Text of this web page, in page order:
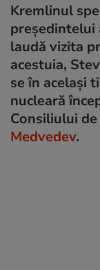
Kremlinul
președintelui
laudă vizita
acestuia,
se în același
nucleară
Consiliului
Medvedev.